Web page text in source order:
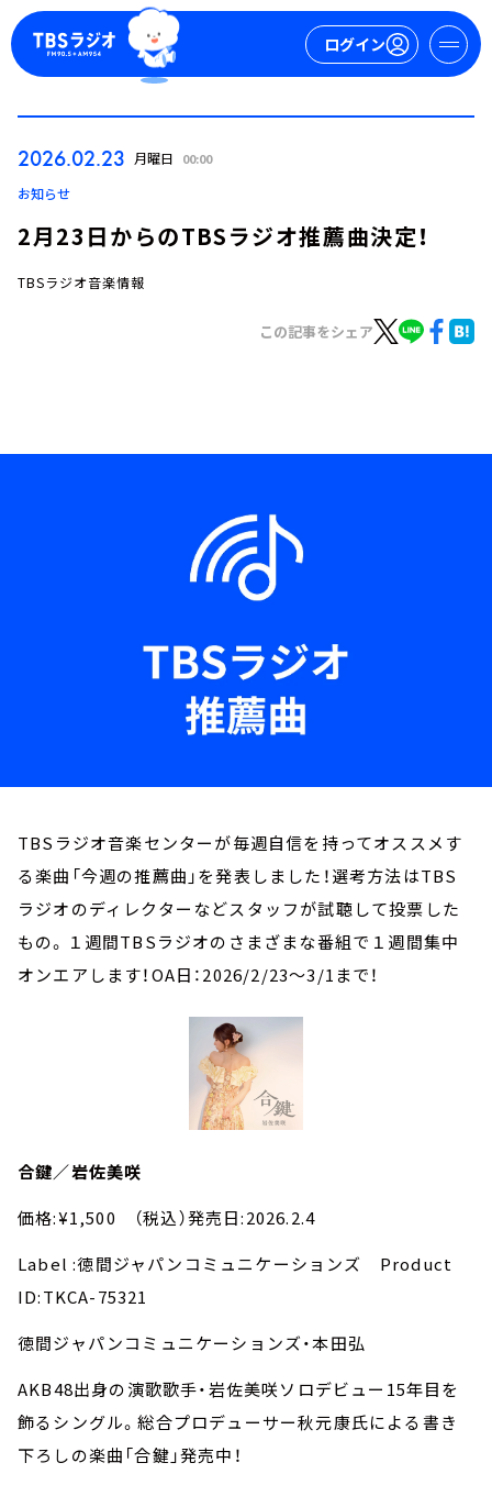
ログイン
トピックス
イベント・グッズ
2026.02.23 月曜日 00:00
お知らせ
2月23日からのTBSラジオ推薦曲決定！
TBSラジオ音楽情報
この記事をシェア
TBSラジオ音楽センターが毎週自信を持ってオススメす
る楽曲「今週の推薦曲」を発表しました！選考方法はTBS
ラジオのディレクターなどスタッフが試聴して投票した
もの。１週間TBSラジオのさまざまな番組で１週間集中
オンエアします！OA日：2026/2/23～3/1まで！
合鍵／岩佐美咲
価格:¥1,500 （税込）発売日:2026.2.4
Label :徳間ジャパンコミュニケーションズ Product
ID:TKCA-75321
徳間ジャパンコミュニケーションズ・本田弘
AKB48出身の演歌歌手・岩佐美咲ソロデビュー15年目を
飾るシングル。総合プロデューサー秋元康氏による書き
下ろしの楽曲「合鍵」発売中！